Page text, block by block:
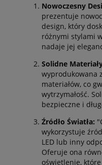
Nowoczesny
prezentuje
design, który
różnymi stylami
nadaje jej
Solidne
wyprodukowana
materiałów, co
wytrzymałość.
bezpieczne i
Źródło Światła:
wykorzystuje
LED lub inny
Oferuje ona
oświetlenie,